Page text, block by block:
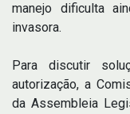
manejo dificulta
invasora.
Para discutir
autorização, a
da Assembleia